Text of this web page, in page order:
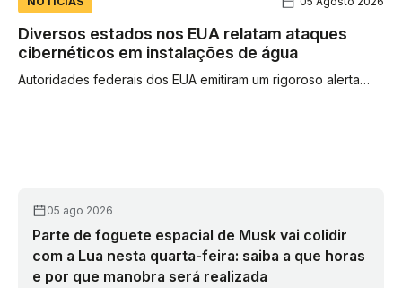
Diversos estados nos EUA relatam ataques
cibernéticos em instalações de água
Autoridades federais dos EUA emitiram um rigoroso alerta
05 ago 2026
Parte de foguete espacial de Musk vai colidir
com a Lua nesta quarta-feira: saiba a que horas
e por que manobra será realizada